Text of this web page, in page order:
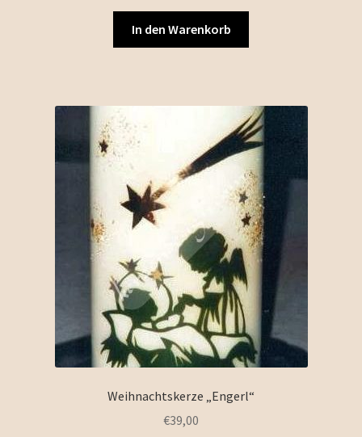
In den Warenkorb
Weihnachtskerze „Engerl“
€39,00